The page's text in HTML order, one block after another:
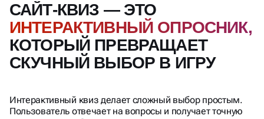
САЙТ-КВИЗ — ЭТО
ИНТЕРАКТИВНЫЙ ОПРОСНИК,
КОТОРЫЙ ПРЕВРАЩАЕТ
СКУЧНЫЙ ВЫБОР В ИГРУ
Интерактивный квиз делает сложный выбор простым.
Пользователь отвечает на вопросы и получает точную